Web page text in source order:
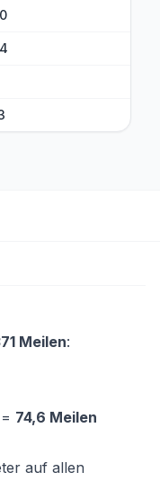
Meilen:
74,6 Meilen
auf allen